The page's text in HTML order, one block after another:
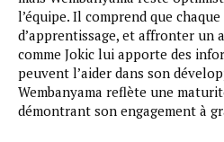
l’équipe. Il comprend que
d’apprentissage, et affronter un
comme Jokic lui apporte des
peuvent l’aider dans son
Wembanyama reflète une
démontrant son engagement à